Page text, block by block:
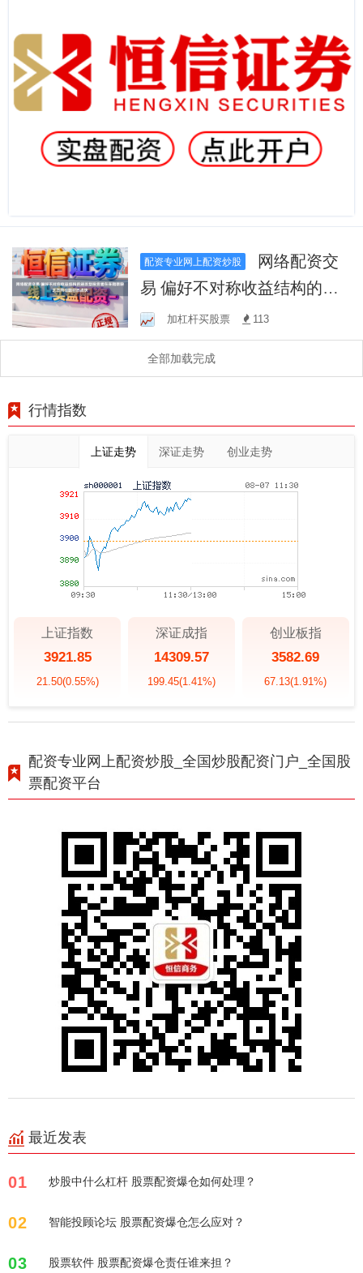
配资专业网上配资炒股
易 偏好不对称收益结构的进
攻型投资者在在指数缺乏方
向但题材热点快
加杠杆买股票 113
全部加载完成
行情指数
上证走势 深证走势 创业走势
上证指数
3921.85
21.50(0.55%)
深证成指
14309.57
199.45(1.41%)
创业板指
3582.69
67.13(1.91%)
配资专业网上配资炒股_全国炒股配资门户_全国股
票配资平台
最近发表
01 炒股中什么杠杆 股票配资爆仓如何处理？
02 智能投顾论坛 股票配资爆仓怎么应对？
03 股票软件 股票配资爆仓责任谁来担？